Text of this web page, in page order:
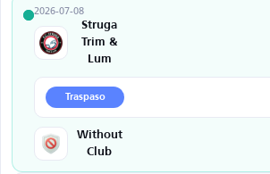
2026-07-08
Struga
Trim &
Lum
Traspaso
Without
Club